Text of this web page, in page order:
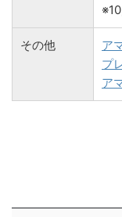
その他
ア
プ
ア